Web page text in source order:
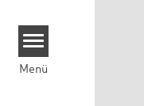
Menü